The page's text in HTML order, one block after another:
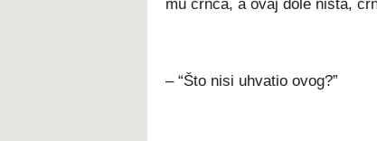
mu crnca, a ovaj dole ništa,
– “Što nisi uhvatio ovog?”